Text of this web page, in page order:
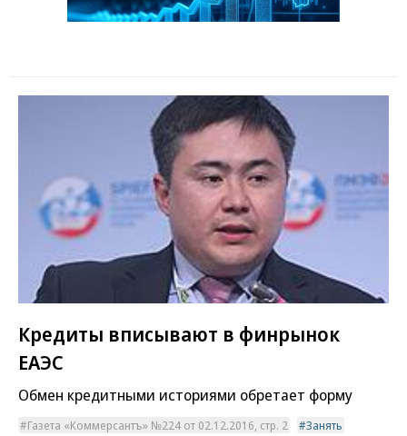
Кредиты вписывают в финрынок
ЕАЭС
Обмен кредитными историями обретает форму
Газета «Коммерсантъ» №224 от 02.12.2016, стр. 2
Занять